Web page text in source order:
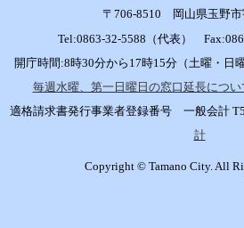
〒706-8510 岡山県玉野市
Tel:0863-32-5588（代表）
開庁時間:8時30分から17時15分（土曜・日
毎週水曜、第一日曜日の窓口延長につい
適格請求書発行事業者登録番号 一般会計
計
Copyright © Tamano City. All